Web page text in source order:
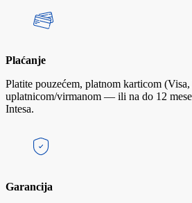
Plaćanje
Platite pouzećem, platnom karticom
uplatnicom/virmanom — ili na do 12
Intesa.
Garancija